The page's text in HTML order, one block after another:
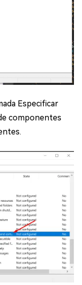
Especificar
componentes